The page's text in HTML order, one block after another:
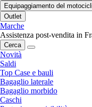
Equipaggiamento del
Outlet
Marche
Assistenza post-vendita in
Cerca
Novità
Saldi
Top Case e bauli
Bagaglio laterale
Bagaglio morbido
Caschi